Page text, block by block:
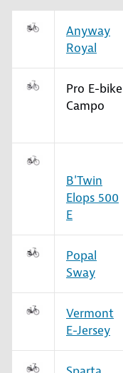
Anyway
Royal
Pro E-bike
Campo
B'Twin
Elops 500
E
Popal
Sway
Vermont
E-Jersey